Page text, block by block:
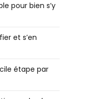
pour bien s’y
et s’en
étape par